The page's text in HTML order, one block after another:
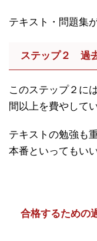
テキスト・問題集
ステップ２ 過
このステップ２に
間以上を費やして
テキストの勉強も
本番といってもい
合格するための